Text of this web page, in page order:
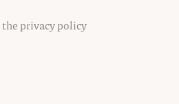
the privacy policy